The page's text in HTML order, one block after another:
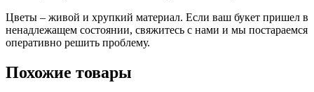
Цветы – живой и хрупкий материал. Если ваш букет пришел в
ненадлежащем состоянии, свяжитесь с нами и мы постараемся
оперативно решить проблему.
Похожие товары